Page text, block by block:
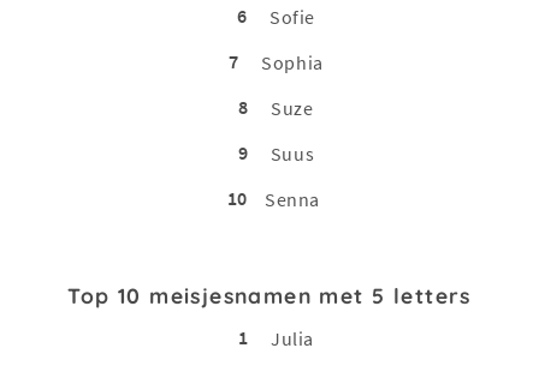
6
Sofie
7
Sophia
8
Suze
9
Suus
10
Senna
Top 10 meisjesnamen met 5 letters
1
Julia